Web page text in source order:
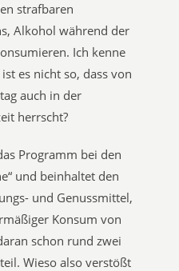
strafbaren
Alkohol während der
Ich kenne
es nicht so, dass von
auch in der
herrscht?
Programm bei den
und beinhaltet den
und Genussmittel,
Konsum von
schon rund zwei
Wieso also verstößt